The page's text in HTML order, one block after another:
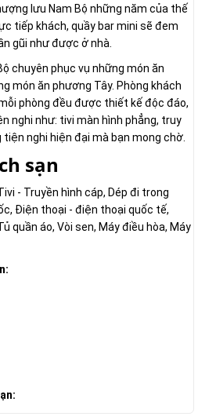
lưu Nam Bộ những năm của thế
tiếp khách, quầy bar mini sẽ đem
gũi như được ở nhà.
chuyên phục vụ những món ăn
món ăn phương Tây. Phòng khách
phòng đều được thiết kế độc đáo,
nghi như: tivi màn hình phẳng, truy
nghi hiện đại mà bạn mong chờ.
sạn
- Truyền hình cáp, Dép đi trong
Điện thoại - điện thoại quốc tế,
quần áo, Vòi sen, Máy điều hòa, Máy